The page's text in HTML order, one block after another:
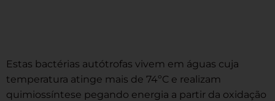
Estas bactérias autótrofas vivem em águas cuja
temperatura atinge mais de 74ºC e realizam
quimiossíntese pegando energia a partir da oxidação